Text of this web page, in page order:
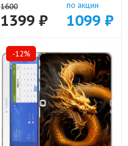
1600
1399 ₽
по акции
1099 ₽
-12%